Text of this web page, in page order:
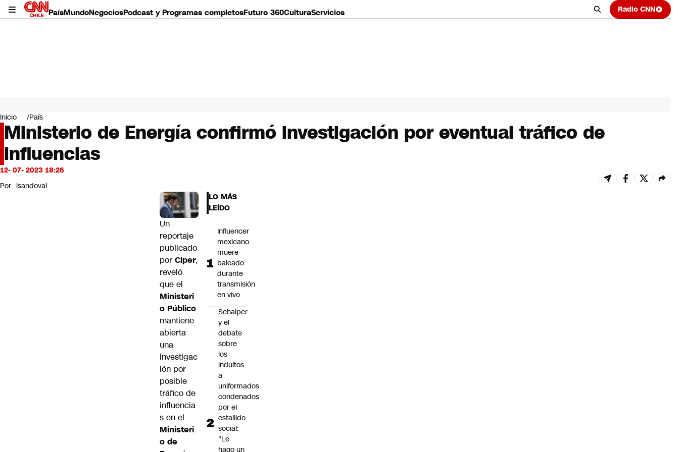
PaísMundoNegociosPodcast y Programas completosFuturo 360CulturaServicios Radio CNN
Mundo
Negocios
Deportes
Programas completos
Cultura
Servicios
Bits
CNN Data
Inicio País
Ministerio de Energía confirmó investigación por eventual tráfico de
influencias
12- 07- 2023 18:26
Por lsandoval
Un
reportaje
publicado
por Ciper,
reveló
que el
Ministeri
o Público
mantiene
abierta
una
investigac
ión por
posible
tráfico de
influencia
s en el
Ministeri
o de
LO MÁS
LEÍDO
Influencer
mexicano
muere
baleado
durante
transmisión
en vivo
Schalper
y el
debate
sobre
los
indultos
a
uniformados
condenados
por el
estallido
social:
"Le
hago un